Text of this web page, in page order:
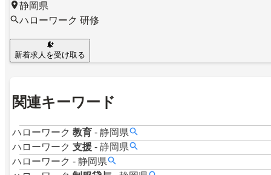
静岡県
ハローワーク 研修
新着求人を受け取る
関連キーワード
ハローワーク 教育 - 静岡県
ハローワーク 支援 - 静岡県
ハローワーク - 静岡県